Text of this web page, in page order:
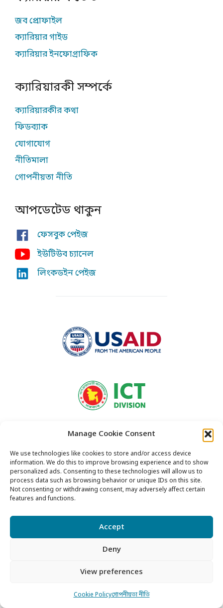
Manage Cookie Consent
We use technologies like cookies to store and/or access device
information. We do this to improve browsing experience and to show
personalized ads. Consenting to these technologies will allow us to
process data such as browsing behavior or unique IDs on this site.
Not consenting or withdrawing consent, may adversely affect certain
features and functions.
Accept
Deny
View preferences
Cookie Policyগোপনীয়তা নীতি
জব প্রোফাইল
ক্যারিয়ার গাইড
ক্যারিয়ার ইনফোগ্রাফিক
ক্যারিয়ারকী সম্পর্কে
ক্যারিয়ারকীর কথা
ফিডব্যাক
যোগাযোগ
নীতিমালা
গোপনীয়তা নীতি
আপডেটেড থাকুন
ফেসবুক পেইজ
ইউটিউব চ্যানেল
লিংকডইন পেইজ
This website is made possible by the support of
Agency for International Development (USAID).
The contents of this website are the sole
not necessarily reflect the views of USAID or the
United States Government.